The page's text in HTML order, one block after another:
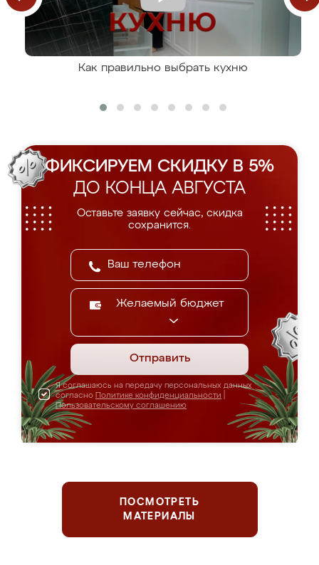
Как правильно выбрать кухню
ФИКСИРУЕМ СКИДКУ В 5%
ДО КОНЦА АВГУСТА
Оставьте заявку сейчас, скидка
сохранится.
Желаемый бюджет
Отправить
Я соглашаюсь на передачу персональных данных
согласно Политике конфиденциальности
Пользовательскому соглашению
ПОСМОТРЕТЬ
МАТЕРИАЛЫ